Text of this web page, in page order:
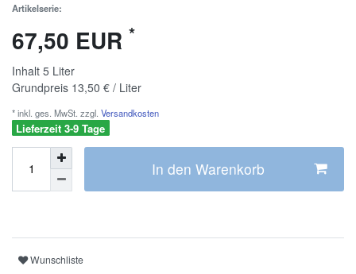
Artikelserie:
67,50 EUR *
Inhalt 5 Liter
Grundpreis 13,50 € / Liter
* inkl. ges. MwSt. zzgl. Versandkosten
Lieferzeit 3-9 Tage
In den Warenkorb
Wunschliste